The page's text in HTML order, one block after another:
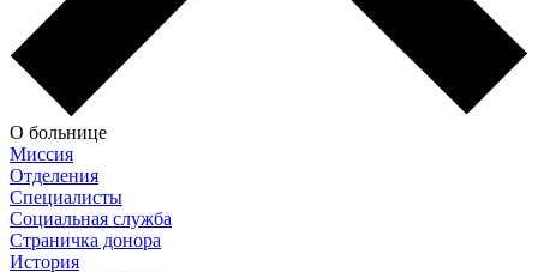
О больнице
Миссия
Отделения
Специалисты
Социальная служба
Страничка донора
История